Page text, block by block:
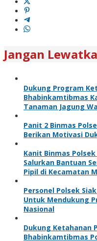
Jangan
Dukung Program
Bhabinkamtibmas
Tanaman Jagung
Panit 2 Binmas
Berikan Motivasi
Kanit Binmas
Salurkan Bantuan
Pipil di Kecamatan
Personel Polsek
Untuk Mendukung
Nasional
Dukung Ketahanan
Bhabinkamtibmas